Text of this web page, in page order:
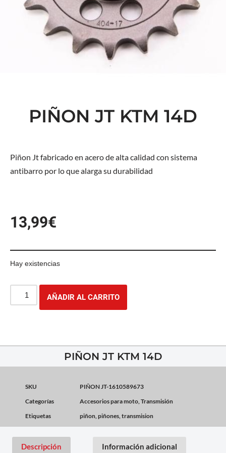
PIÑON JT KTM 14D
Piñon Jt fabricado en acero de alta calidad con sistema
antibarro por lo que alarga su durabilidad
13,99€
Hay existencias
AÑADIR AL CARRITO
PIÑON JT KTM 14D
SKU
PIÑON JT-1610589673
Categorías
Accesorios para moto,Transmisión
Etiquetas
piñon,piñones,transmision
Descripción Información adicional